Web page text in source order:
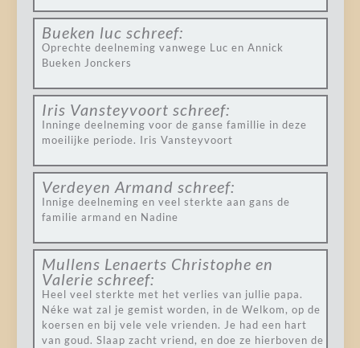
Bueken luc schreef:
Oprechte deelneming vanwege Luc en Annick
Bueken Jonckers
Iris Vansteyvoort schreef:
Inninge deelneming voor de ganse famillie in deze
moeilijke periode. Iris Vansteyvoort
Verdeyen Armand schreef:
Innige deelneming en veel sterkte aan gans de
familie armand en Nadine
Mullens Lenaerts Christophe en
Valerie schreef:
Heel veel sterkte met het verlies van jullie papa.
Néke wat zal je gemist worden, in de Welkom, op de
koersen en bij vele vele vrienden. Je had een hart
van goud. Slaap zacht vriend, en doe ze hierboven de